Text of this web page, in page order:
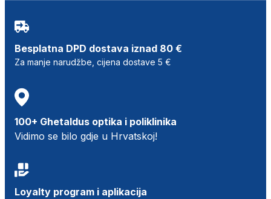
Besplatna DPD dostava iznad 80 €
Za manje narudžbe, cijena dostave 5 €
100+ Ghetaldus optika i poliklinika
Vidimo se bilo gdje u Hrvatskoj!
Loyalty program i aplikacija